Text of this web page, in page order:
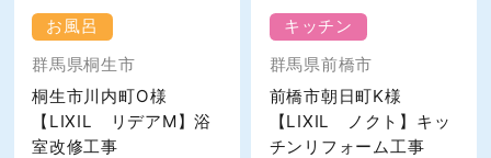
お風呂
群馬県桐生市
桐生市川内町O様
【LIXIL リデアM】浴
室改修工事
キッチン
群馬県前橋市
前橋市朝日町K様
【LIXIL ノクト】キッ
チンリフォーム工事